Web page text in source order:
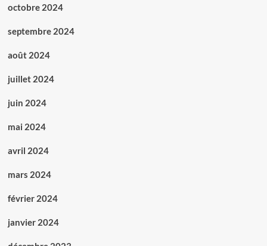
octobre 2024
septembre 2024
août 2024
juillet 2024
juin 2024
mai 2024
avril 2024
mars 2024
février 2024
janvier 2024